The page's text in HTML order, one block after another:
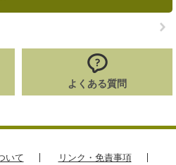
よくある質問
いて リンク・免責事項